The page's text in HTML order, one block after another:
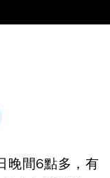
晚間6點多，有